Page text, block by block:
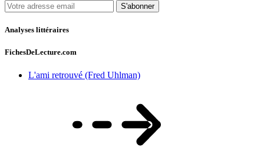
S'abonner
Analyses littéraires
FichesDeLecture.com
L'ami retrouvé (Fred Uhlman)